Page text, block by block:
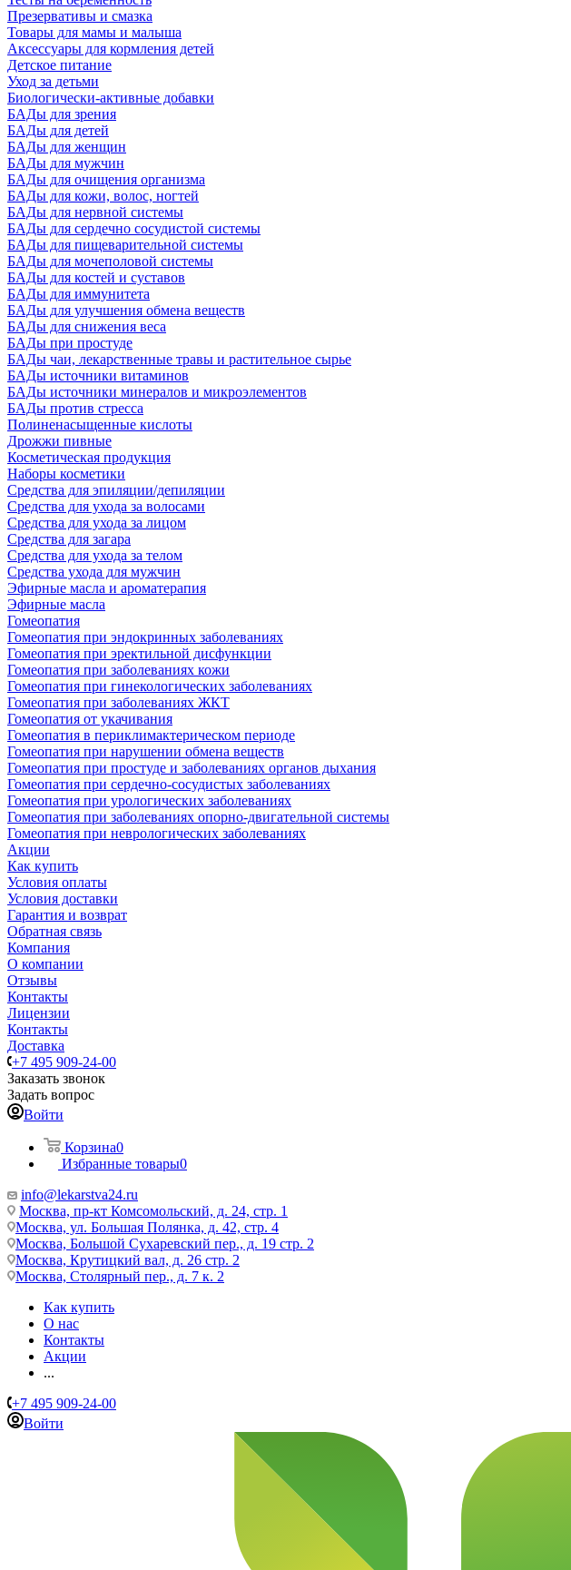
Презервативы и смазка
Товары для мамы и малыша
Аксессуары для кормления детей
Детское питание
Уход за детьми
Биологически-активные добавки
БАДы для зрения
БАДы для детей
БАДы для женщин
БАДы для мужчин
БАДы для очищения организма
БАДы для кожи, волос, ногтей
БАДы для нервной системы
БАДы для сердечно сосудистой системы
БАДы для пищеварительной системы
БАДы для мочеполовой системы
БАДы для костей и суставов
БАДы для иммунитета
БАДы для улучшения обмена веществ
БАДы для снижения веса
БАДы при простуде
БАДы чаи, лекарственные травы и растительное сырье
БАДы источники витаминов
БАДы источники минералов и микроэлементов
БАДы против стресса
Полиненасыщенные кислоты
Дрожжи пивные
Косметическая продукция
Наборы косметики
Средства для эпиляции/депиляции
Средства для ухода за волосами
Средства для ухода за лицом
Средства для загара
Средства для ухода за телом
Средства ухода для мужчин
Эфирные масла и ароматерапия
Эфирные масла
Гомеопатия
Гомеопатия при эндокринных заболеваниях
Гомеопатия при эректильной дисфункции
Гомеопатия при заболеваниях кожи
Гомеопатия при гинекологических заболеваниях
Гомеопатия при заболеваниях ЖКТ
Гомеопатия от укачивания
Гомеопатия в периклимактерическом периоде
Гомеопатия при нарушении обмена веществ
Гомеопатия при простуде и заболеваниях органов дыхания
Гомеопатия при сердечно-сосудистых заболеваниях
Гомеопатия при урологических заболеваниях
Гомеопатия при заболеваниях опорно-двигательной системы
Гомеопатия при неврологических заболеваниях
Акции
Как купить
Условия оплаты
Условия доставки
Гарантия и возврат
Обратная связь
Компания
О компании
Отзывы
Контакты
Лицензии
Контакты
Доставка
+7 495 909-24-00
Заказать звонок
Задать вопрос
Войти
Корзина0
Избранные товары0
info@lekarstva24.ru
Москва, пр-кт Комсомольский, д. 24, стр. 1
Москва, ул. Большая Полянка, д. 42, стр. 4
Москва, Большой Сухаревский пер., д. 19 стр. 2
Москва, Крутицкий вал, д. 26 стр. 2
Москва, Столярный пер., д. 7 к. 2
Как купить
О нас
Контакты
Акции
...
+7 495 909-24-00
Войти